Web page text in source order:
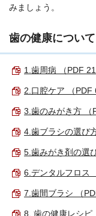
みましょう。
歯の健康について
1.歯周病 （PDF
2.口腔ケア （PDF
3.歯のみがき方 （
4.歯ブラシの選び
5.歯みがき剤の選
6.デンタルフロス
7.歯間ブラシ （
8. 歯の健康レシピ